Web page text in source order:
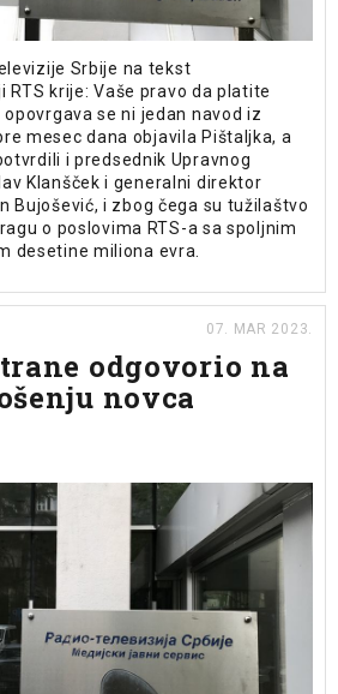
Srbije na tekst
RTS krije: Vaše pravo da platite
opovrgava se ni jedan navod iz
mesec dana objavila Pištaljka, a
i predsednik Upravnog
Klanšček i generalni direktor
Bujošević, i zbog čega su tužilaštvo
o poslovima RTS-a sa spoljnim
desetine miliona evra.
07. MAR 2023.
odgovorio na
novca